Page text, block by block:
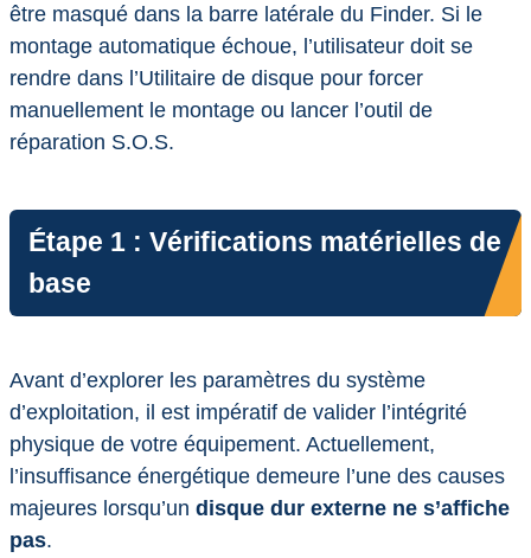
être masqué dans la barre latérale du Finder. Si le
montage automatique échoue, l’utilisateur doit se
rendre dans l’Utilitaire de disque pour forcer
manuellement le montage ou lancer l’outil de
réparation S.O.S.
Étape 1 : Vérifications matérielles de
base
Avant d’explorer les paramètres du système
d’exploitation, il est impératif de valider l’intégrité
physique de votre équipement. Actuellement,
l’insuffisance énergétique demeure l’une des causes
majeures lorsqu’un disque dur externe ne s’affiche
pas.